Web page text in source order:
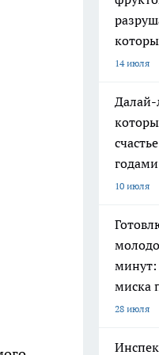
14 июля
Далай-
годами
10 июля
минут:
миска
28 июля